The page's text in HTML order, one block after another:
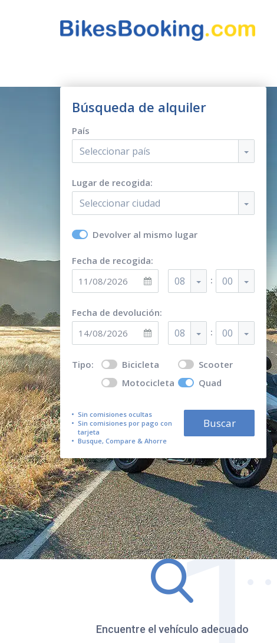
Búsqueda de alquiler
País
Seleccionar país
Lugar de recogida:
Seleccionar ciudad
Devolver al mismo lugar
Fecha de recogida:
08 : 00
Fecha de devolución:
08 : 00
Tipo: Bicicleta
Scooter
Motocicleta
Quad
Sin comisiones ocultas
Sin comisiones por pago con
tarjeta
Busque, Compare & Ahorre
Buscar
Encuentre el vehículo adecuado